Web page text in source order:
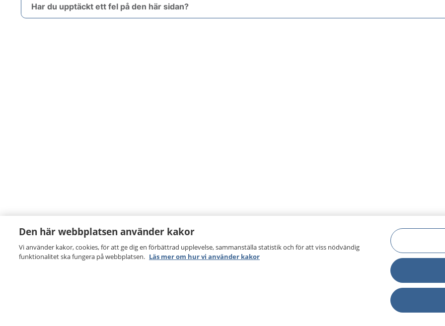
Har du upptäckt ett fel på den här sidan?
Den här webbplatsen använder kakor
Vi använder kakor, cookies, för att ge dig en förbättrad upplevelse, sammanställa statistik och för att viss nödvändig
funktionalitet ska fungera på webbplatsen. Läs mer om hur vi använder kakor